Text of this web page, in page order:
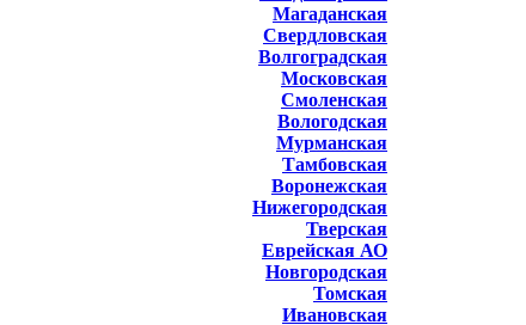
Магаданская
Свердловская
Волгоградская
Московская
Смоленская
Вологодская
Мурманская
Тамбовская
Воронежская
Нижегородская
Тверская
Еврейская АО
Новгородская
Томская
Ивановская